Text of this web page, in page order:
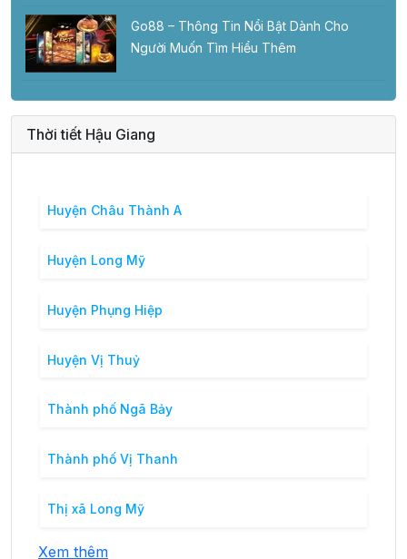
Go88 – Thông Tin Nổi Bật Dành Cho
Người Muốn Tìm Hiểu Thêm
Thời tiết Hậu Giang
Huyện Châu Thành A
Huyện Long Mỹ
Huyện Phụng Hiệp
Huyện Vị Thuỷ
Thành phố Ngã Bảy
Thành phố Vị Thanh
Thị xã Long Mỹ
Xem thêm